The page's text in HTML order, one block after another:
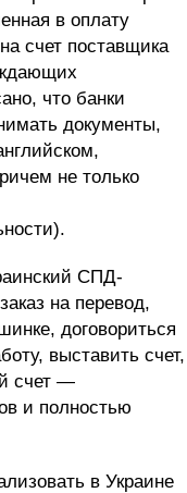
в оплату
счет поставщика
что банки
документы,
не только
СПД-
на перевод,
договориться
выставить счет,
счет —
и полностью
в Украине